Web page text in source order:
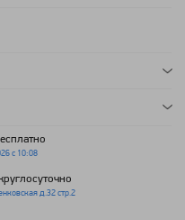
с 10:08
д.32 стр.2